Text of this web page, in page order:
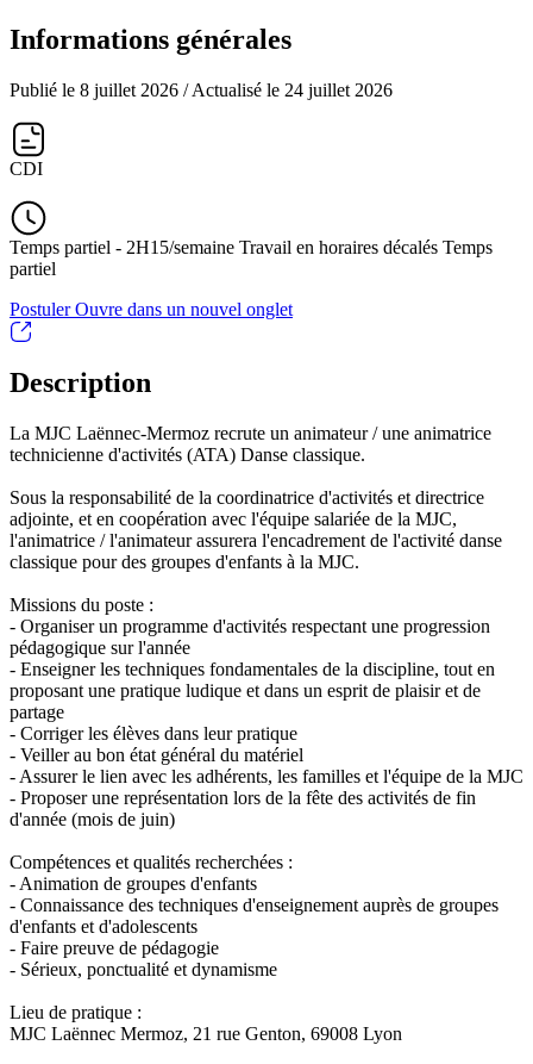
Informations générales
Publié le 8 juillet 2026 / Actualisé le 24 juillet 2026
CDI
Temps partiel - 2H15/semaine Travail en horaires décalés Temps
partiel
PostulerOuvre dans un nouvel onglet
Description
La MJC Laënnec-Mermoz recrute un animateur / une animatrice
technicienne d'activités (ATA) Danse classique.
Sous la responsabilité de la coordinatrice d'activités et directrice
adjointe, et en coopération avec l'équipe salariée de la MJC,
l'animatrice / l'animateur assurera l'encadrement de l'activité danse
classique pour des groupes d'enfants à la MJC.
Missions du poste :
- Organiser un programme d'activités respectant une progression
pédagogique sur l'année
- Enseigner les techniques fondamentales de la discipline, tout en
proposant une pratique ludique et dans un esprit de plaisir et de
partage
- Corriger les élèves dans leur pratique
- Veiller au bon état général du matériel
- Assurer le lien avec les adhérents, les familles et l'équipe de la MJC
- Proposer une représentation lors de la fête des activités de fin
d'année (mois de juin)
Compétences et qualités recherchées :
- Animation de groupes d'enfants
- Connaissance des techniques d'enseignement auprès de groupes
d'enfants et d'adolescents
- Faire preuve de pédagogie
- Sérieux, ponctualité et dynamisme
Lieu de pratique :
MJC Laënnec Mermoz, 21 rue Genton, 69008 Lyon